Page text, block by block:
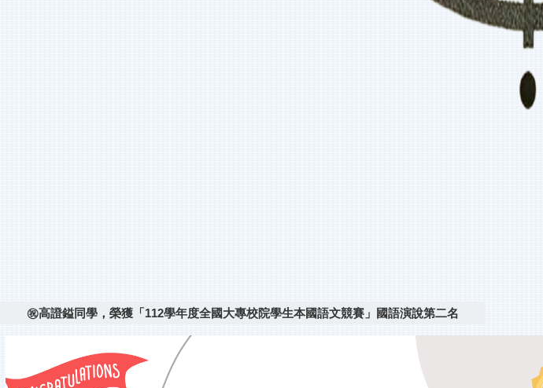
㊗️高證鎰同學，榮獲「112學年度全國大專校院學生本國語文競賽」國語演說第二名